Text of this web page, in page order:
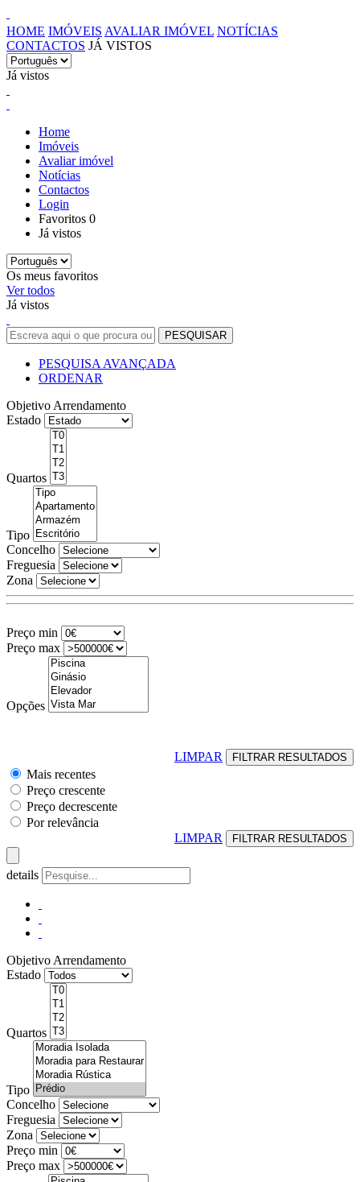
HOME IMÓVEIS AVALIAR IMÓVEL NOTÍCIAS
CONTACTOS JÁ VISTOS
Já vistos
Home
Imóveis
Avaliar imóvel
Notícias
Contactos
Login
Favoritos 0
Já vistos
Os meus favoritos
Ver todos
Já vistos
PESQUISA AVANÇADA
ORDENAR
Objetivo Arrendamento
Estado
Quartos
Tipo
Concelho
Freguesia
Zona
Preço min
Preço max
Opções
LIMPAR
Mais recentes
Preço crescente
Preço decrescente
Por relevância
LIMPAR
details
Objetivo Arrendamento
Estado
Quartos
Tipo
Concelho
Freguesia
Zona
Preço min
Preço max